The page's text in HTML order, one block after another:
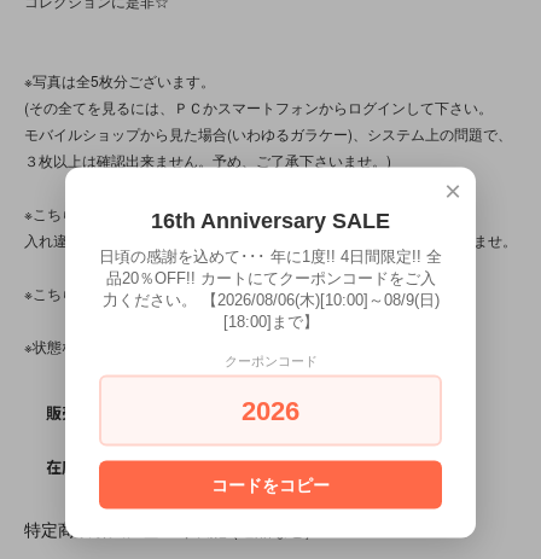
※写真は全5枚分ございます。
(その全てを見るには、ＰＣかスマートフォンからログインして下さい。
モバイルショップから見た場合(いわゆるガラケー)、システム上の問題で、
３枚以上は確認出来ません。予め、ご了承下さいませ。)
※こちらの商品は店頭でも販売しています。
入れ違いで完売してしまう場合がございます。その際はご容赦下さいませ。
※こちらの商品は、中古・ヴィンテージ品です。
※状態など気になる点がある方は、お気軽にお問い合わせ下さい。
販売価格 SOLD OUT
在庫数 0
特定商取引法に基づく表記 (返品など)
×
16th Anniversary SALE
日頃の感謝を込めて･･･ 年に1度!! 4日間限定!! 全
品20％OFF!! カートにてクーポンコードをご入
力ください。 【2026/08/06(木)[10:00]～08/9(日)
[18:00]まで】
クーポンコード
2026
コードをコピー